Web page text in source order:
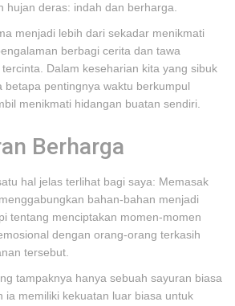
hujan deras: indah dan berharga.
menjadi lebih dari sekadar menikmati
berbagi cerita dan tawa
Dalam keseharian kita yang sibuk
betapa pentingnya waktu berkumpul
menikmati hidangan buatan sendiri.
Berharga
hal jelas terlihat bagi saya: Memasak
bahan-bahan menjadi
tentang menciptakan momen-momen
dengan orang-orang terkasih
tersebut.
tampaknya hanya sebuah sayuran biasa
memiliki kekuatan luar biasa untuk